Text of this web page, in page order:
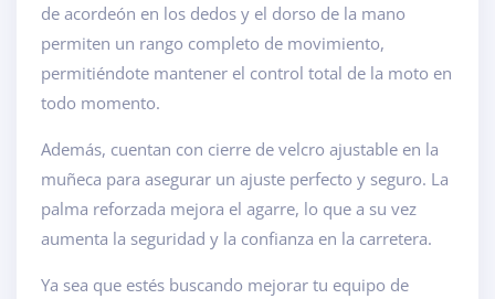
de acordeón en los dedos y el dorso de la mano
permiten un rango completo de movimiento,
permitiéndote mantener el control total de la moto en
todo momento.
Además, cuentan con cierre de velcro ajustable en la
muñeca para asegurar un ajuste perfecto y seguro. La
palma reforzada mejora el agarre, lo que a su vez
aumenta la seguridad y la confianza en la carretera.
Ya sea que estés buscando mejorar tu equipo de